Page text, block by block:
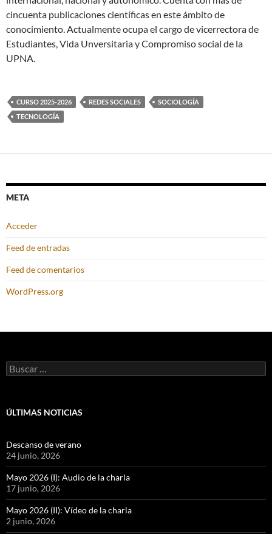
cincuenta publicaciones científicas en este ámbito de
conocimiento. Actualmente ocupa el cargo de vicerrectora de
Estudiantes, Vida Unversitaria y Compromiso social de la
UPNA.
CURSO 2025-2026 REDES SOCIALES
SOCIOLOGÍA
TECNOLOGÍA
META
Acceder
Feed de entradas
Feed de comentarios
WordPress.org
Buscar:
ÚLTIMAS NOTICIAS
Descanso de verano
24 junio, 2026
Mayo 2026 (I): Audio de la charla
17 junio, 2026
Mayo 2026 (II): Vídeo de la charla
2 junio, 2026